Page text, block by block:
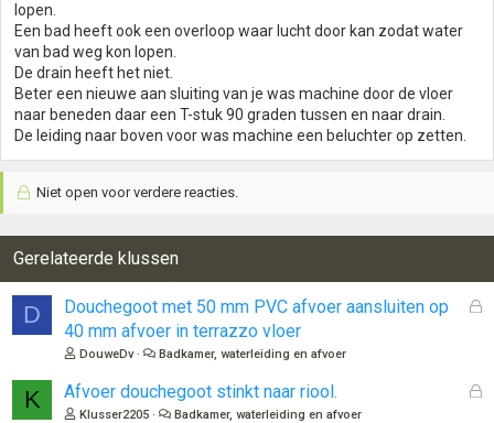
lopen.
Een bad heeft ook een overloop waar lucht door kan zodat water
van bad weg kon lopen.
De drain heeft het niet.
Beter een nieuwe aan sluiting van je was machine door de vloer
naar beneden daar een T-stuk 90 graden tussen en naar drain.
De leiding naar boven voor was machine een beluchter op zetten.
Niet open voor verdere reacties.
Gerelateerde klussen
D
G
o
Douchegoot met 50 mm PVC afvoer aansluiten op
40 mm afvoer in terrazzo vloer
DouweDv Badkamer, waterleiding en afvoer
K
G
Afvoer douchegoot stinkt naar riool.
Klusser2205 Badkamer, waterleiding en afvoer